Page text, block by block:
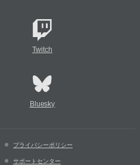
Twitch
Bluesky
プライバシーポリシー
サポートセンター